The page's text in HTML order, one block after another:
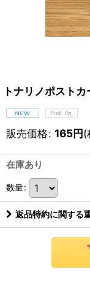
トナリノポスト
販売価格: 165円(
在庫あり
数量:
返品特約に関する